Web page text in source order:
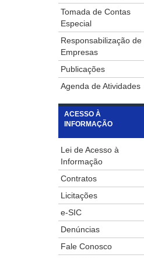
Tomada de Contas
Especial
Responsabilização de
Empresas
Publicações
Agenda de Atividades
ACESSO À
INFORMAÇÃO
Lei de Acesso à
Informação
Contratos
Licitações
e-SIC
Denúncias
Fale Conosco